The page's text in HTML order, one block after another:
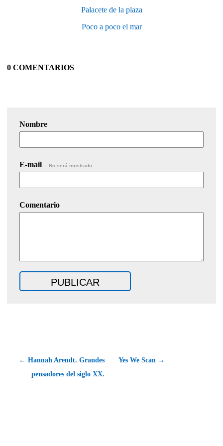
Palacete de la plaza
Poco a poco el mar
0 COMENTARIOS
Nombre
E-mail No será mostrado.
Comentario
← Hannah Arendt. Grandes
pensadores del siglo XX.
Yes We Scan →